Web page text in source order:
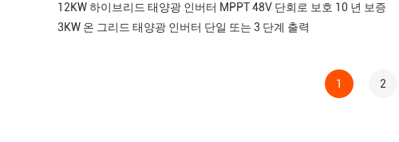
12KW 하이브리드 태양광 인버터 MPPT 48V 단회로 보호 10 년 보증
3KW 온 그리드 태양광 인버터 단일 또는 3 단계 출력
1 2